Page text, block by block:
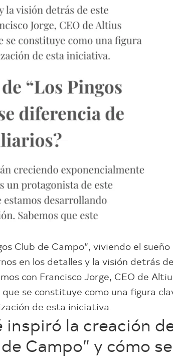
Club de Campo”, viviendo el
en los detalles y la visión detrás
con Francisco Jorge, CEO de
se constituye como una figura
de esta iniciativa.
inspiró la creación
Campo” y cómo